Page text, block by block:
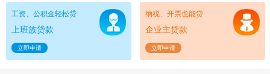
工资、公积金轻松贷
上班族贷款
立即申请
纳税、开票也能贷
企业主贷款
立即申请